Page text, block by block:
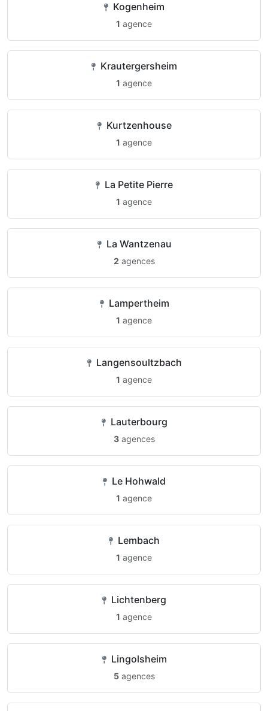
Kogenheim
1 agence
Krautergersheim
1 agence
Kurtzenhouse
1 agence
La Petite Pierre
1 agence
La Wantzenau
2 agences
Lampertheim
1 agence
Langensoultzbach
1 agence
Lauterbourg
3agences
Le Hohwald
1 agence
Lembach
1 agence
Lichtenberg
1 agence
Lingolsheim
5agences